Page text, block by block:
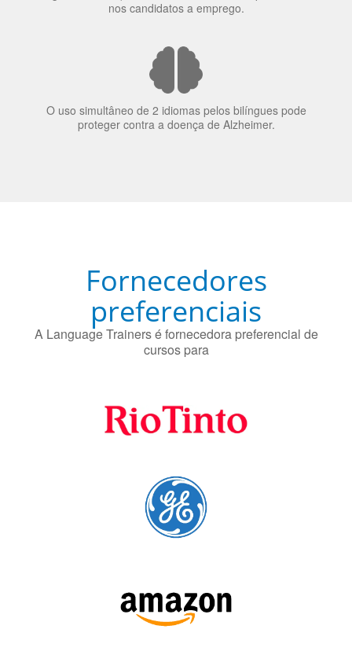
nos candidatos a emprego.
O uso simultâneo de 2 idiomas pelos bilíngues pode
proteger contra a doença de Alzheimer.
Fornecedores
preferenciais
A Language Trainers é fornecedora preferencial de
cursos para